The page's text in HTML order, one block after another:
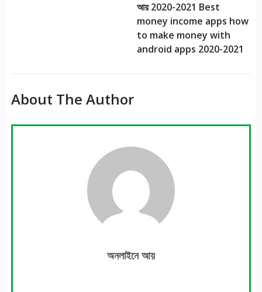
আয় 2020-2021 Best
money income apps how
to make money with
android apps 2020-2021
About The Author
অনলাইনে আয়